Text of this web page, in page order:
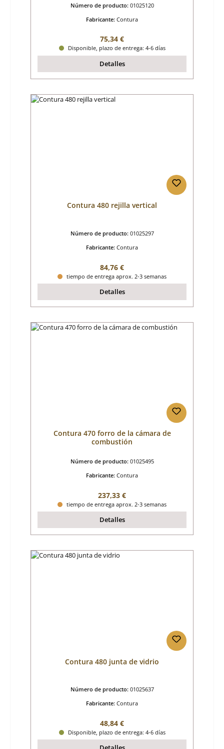
Número de producto: 01025120
Fabricante: Contura
Precio normal:
75,34 €
Disponible, plazo de entrega: 4-6 días
Detalles
Contura 480 rejilla vertical
Número de producto: 01025297
Fabricante: Contura
Precio normal:
84,76 €
tiempo de entrega aprox. 2-3 semanas
Detalles
Contura 470 forro de la cámara de
combustión
Número de producto: 01025495
Fabricante: Contura
Precio normal:
237,33 €
tiempo de entrega aprox. 2-3 semanas
Detalles
Contura 480 junta de vidrio
Número de producto: 01025637
Fabricante: Contura
Precio normal:
48,84 €
Disponible, plazo de entrega: 4-6 días